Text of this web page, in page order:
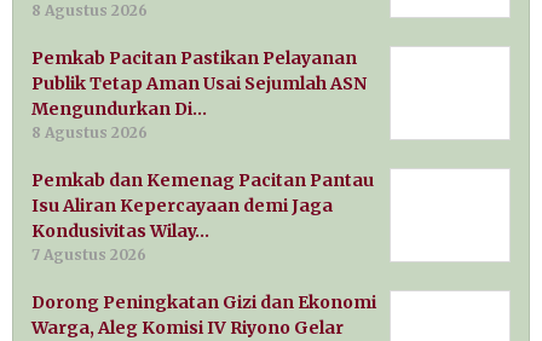
8 Agustus 2026
Pemkab Pacitan Pastikan Pelayanan
Publik Tetap Aman Usai Sejumlah ASN
Mengundurkan Di…
8 Agustus 2026
Pemkab dan Kemenag Pacitan Pantau
Isu Aliran Kepercayaan demi Jaga
Kondusivitas Wilay…
7 Agustus 2026
Dorong Peningkatan Gizi dan Ekonomi
Warga, Aleg Komisi IV Riyono Gelar